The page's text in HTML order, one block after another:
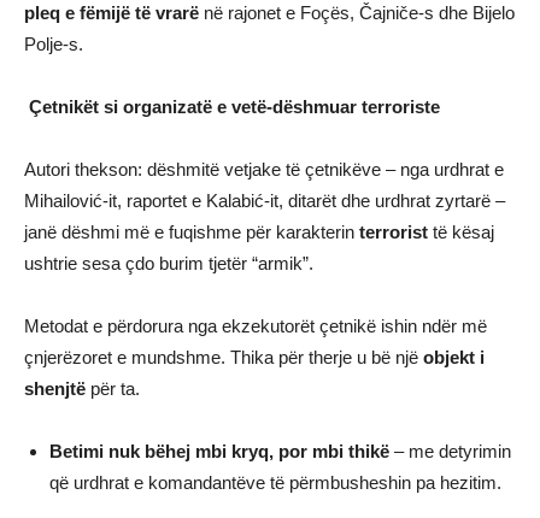
pleq e fëmijë të vrarë në rajonet e Foçës, Čajniče-s dhe Bijelo
Polje-s.
Çetnikët si organizatë e vetë-dëshmuar terroriste
Autori thekson: dëshmitë vetjake të çetnikëve – nga urdhrat e
Mihailović-it, raportet e Kalabić-it, ditarët dhe urdhrat zyrtarë –
janë dëshmi më e fuqishme për karakterin terrorist të kësaj
ushtrie sesa çdo burim tjetër “armik”.
Metodat e përdorura nga ekzekutorët çetnikë ishin ndër më
çnjerëzoret e mundshme. Thika për therje u bë një objekt i
shenjtë për ta.
Betimi nuk bëhej mbi kryq, por mbi thikë – me detyrimin
që urdhrat e komandantëve të përmbusheshin pa hezitim.